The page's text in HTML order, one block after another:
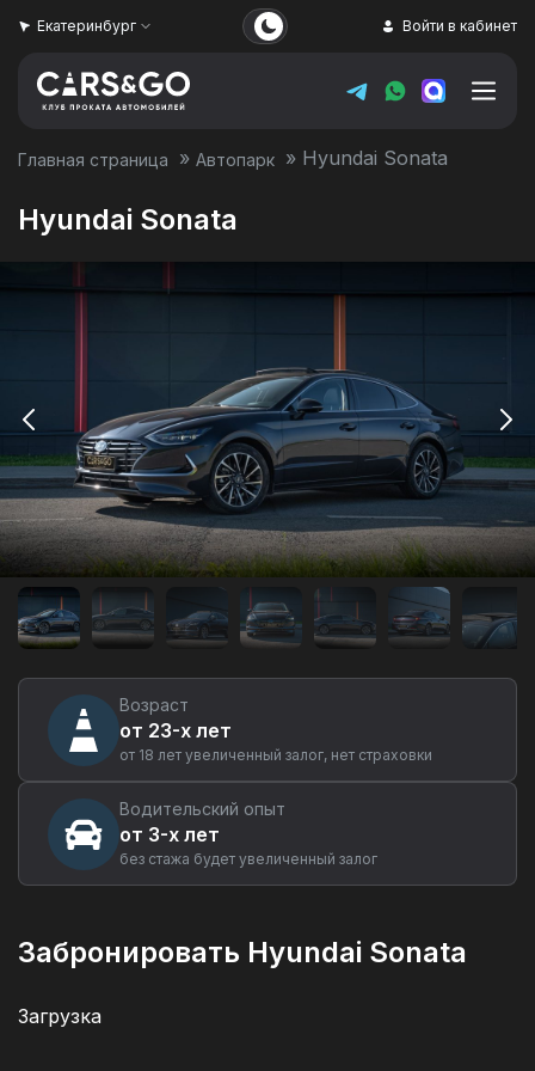
Екатеринбург Войти в кабинет
Главная страница » Автопарк » Hyundai Sonata
Hyundai Sonata
Аренда
автомобиля
Hyundai
Sonata
Екатеринбурге
Возраст
от 23-х лет
от 18 лет увеличенный залог, нет страховки
Водительский опыт
от 3-х лет
без стажа будет увеличенный залог
Забронировать Hyundai Sonata
Загрузка